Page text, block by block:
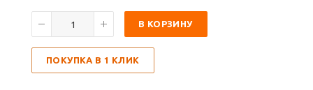
В КОРЗИНУ
ПОКУПКА В 1 КЛИК